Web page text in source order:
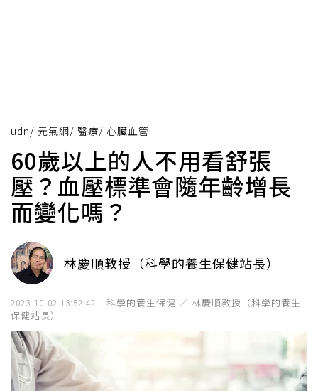
udn/ 元氣網/ 醫療/ 心臟血管
60歲以上的人不用看舒張
壓？血壓標準會隨年齡增長
而變化嗎？
林慶順教授（科學的養生保健站長）
2023-10-02 13:52:42
科學的養生保健 ／ 林慶順教授（科學的養生
保健站長）